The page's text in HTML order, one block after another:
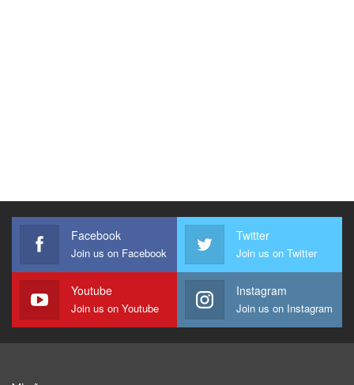
Facebook
Join us on Facebook
Twitter
Join us on Twitter
Youtube
Join us on Youtube
Instagram
Join us on Instagram